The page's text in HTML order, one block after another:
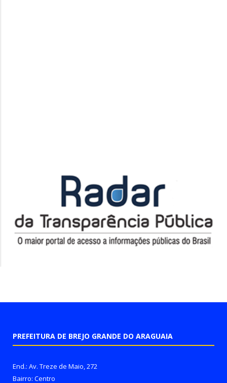
PREFEITURA DE BREJO GRANDE DO ARAGUAIA
End.: Av. Treze de Maio, 272
Bairro: Centro